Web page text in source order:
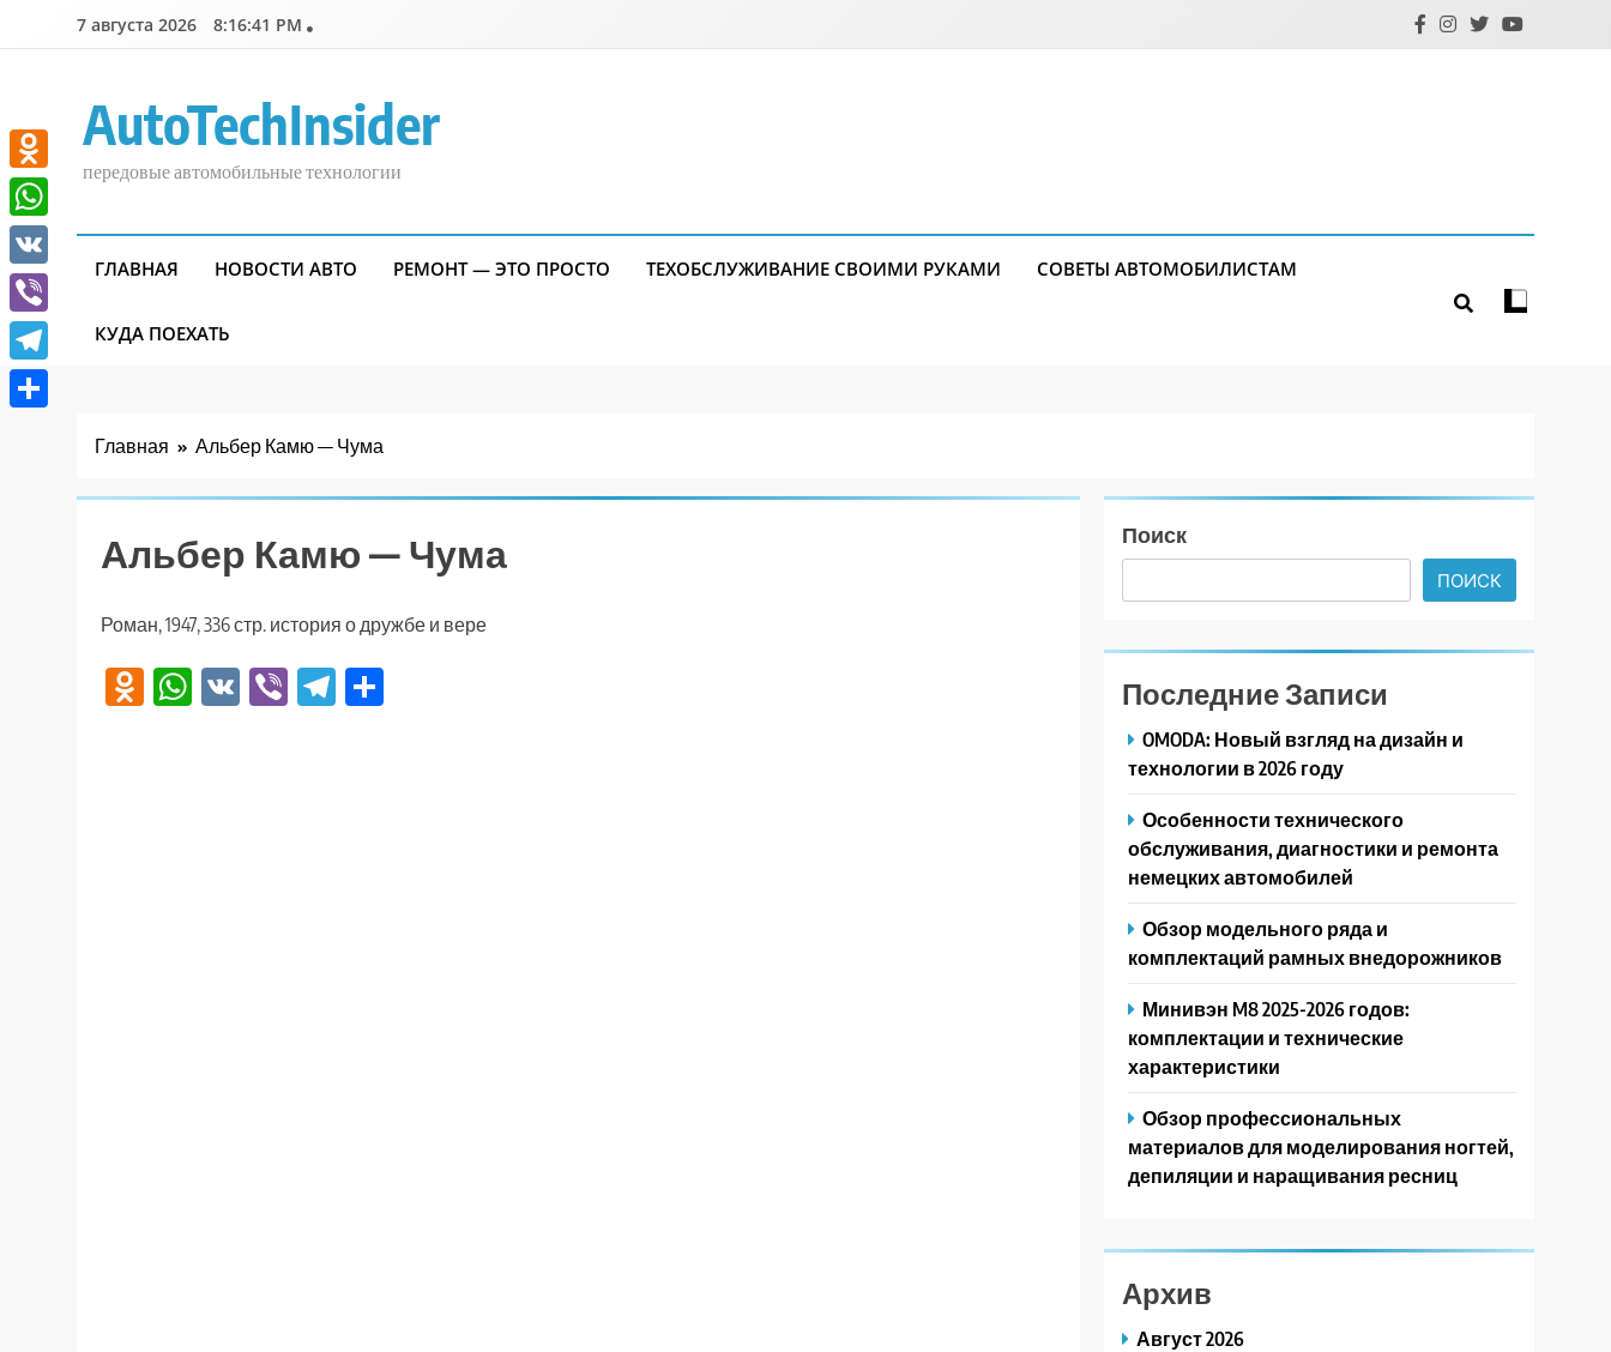
7 августа 2026 8:16:41 PM
AutoTechInsider
передовые автомобильные технологии
ГЛАВНАЯ НОВОСТИ АВТО РЕМОНТ — ЭТО ПРОСТО ТЕХОБСЛУЖИВАНИЕ СВОИМИ РУКАМИ СОВЕТЫ АВТОМОБИЛИСТАМ
КУДА ПОЕХАТЬ
Главная Альбер Камю — Чума
Альбер Камю — Чума
Роман, 1947, 336 стр. история о дружбе и вере
Odnoklassniki
WhatsApp
VK ViberTelegram
Поиск
ПОИСК
Последние Записи
OMODA: Новый взгляд на дизайн и
технологии в 2026 году
Особенности технического
обслуживания, диагностики и ремонта
немецких автомобилей
Обзор модельного ряда и
комплектаций рамных внедорожников
Минивэн M8 2025-2026 годов:
комплектации и технические
характеристики
Обзор профессиональных
материалов для моделирования ногтей,
депиляции и наращивания ресниц
Архив
Август 2026
Odnoklassniki
WhatsApp
VK
Viber
Telegram